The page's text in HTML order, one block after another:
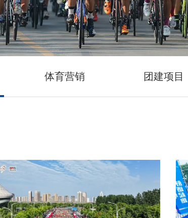
体育营销 团建项目